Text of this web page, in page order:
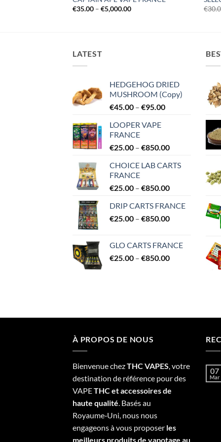
€35.00 – €5,000.00Price
€
LATEST
HEDGEHOG DRIED
MUSHROOM (Copy)
€45.00 – €95.00Price
€95.00
LOOPER VAPE
FRANCE
€25.00 – €850.00Price
€25.00
€850.00
CHOICE LAB CARTS
FRANCE
€25.00 – €850.00Price
€25.00
through
DRIP CARTS FRANCE
€25.00 – €850.00Price
through
€850.00
GLO CARTS FRANCE
€25.00 – €850.00Price
À PROPOS DE NOUS
Bienvenue chezTHC VAPES, votre
destination de référence pour des
VAPETHC et accessoires de
haute qualité. Basés au
Royaume‑Uni, nous nous
engageons à vous proposer les
meilleurs produits de vapotage au
07
Mar